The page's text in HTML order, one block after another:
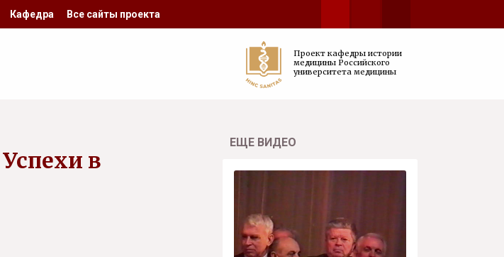
Кафедра Все сайты проекта
Проект кафедры истории
медицины Российского
университета медицины
в
ЕЩЕ ВИДЕО